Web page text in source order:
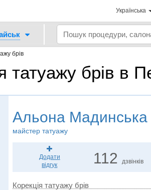
Українська
брів
татуажу брів в
Альона Мадинська
майстер татуажу
Додати
відгук
112 дзвінків
Корекція татуажу брів